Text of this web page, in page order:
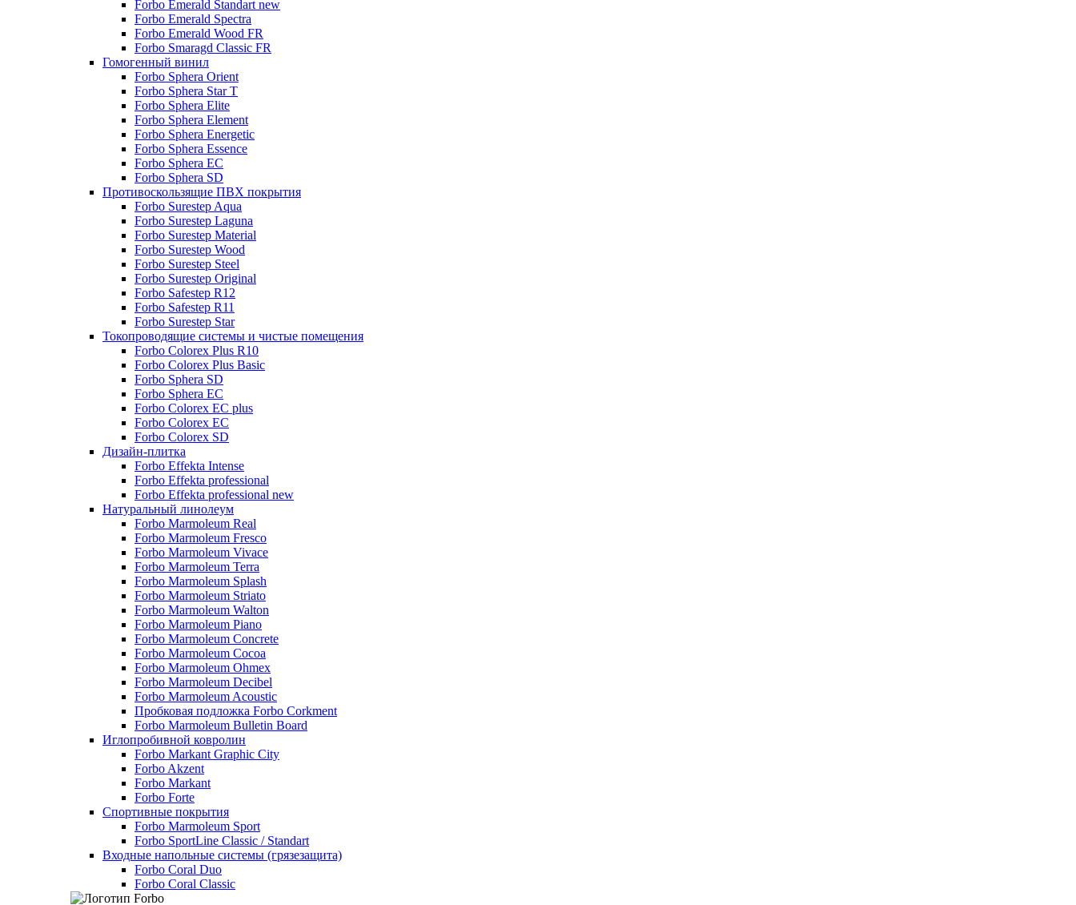
Forbo Emerald Standart new
Forbo Emerald Spectra
Forbo Emerald Wood FR
Forbo Smaragd Classic FR
Гомогенный винил
Forbo Sphera Orient
Forbo Sphera Star T
Forbo Sphera Elite
Forbo Sphera Element
Forbo Sphera Energetic
Forbo Sphera Essence
Forbo Sphera EC
Forbo Sphera SD
Противоскользящие ПВХ покрытия
Forbo Surestep Aqua
Forbo Surestep Laguna
Forbo Surestep Material
Forbo Surestep Wood
Forbo Surestep Steel
Forbo Surestep Original
Forbo Safestep R12
Forbo Safestep R11
Forbo Surestep Star
Токопроводящие системы и чистые помещения
Forbo Colorex Plus R10
Forbo Colorex Plus Basic
Forbo Sphera SD
Forbo Sphera EC
Forbo Colorex EC plus
Forbo Colorex EC
Forbo Colorex SD
Дизайн-плитка
Forbo Effekta Intense
Forbo Effekta professional
Forbo Effekta professional new
Натуральный линолеум
Forbo Marmoleum Real
Forbo Marmoleum Fresco
Forbo Marmoleum Vivace
Forbo Marmoleum Terra
Forbo Marmoleum Splash
Forbo Marmoleum Striato
Forbo Marmoleum Walton
Forbo Marmoleum Piano
Forbo Marmoleum Concrete
Forbo Marmoleum Cocoa
Forbo Marmoleum Ohmex
Forbo Marmoleum Decibel
Forbo Marmoleum Acoustic
Пробковая подложка Forbo Corkment
Forbo Marmoleum Bulletin Board
Иглопробивной ковролин
Forbo Markant Graphic City
Forbo Akzent
Forbo Markant
Forbo Forte
Спортивные покрытия
Forbo Marmoleum Sport
Forbo SportLine Classic / Standart
Входные напольные системы (грязезащита)
Forbo Coral Duo
Forbo Coral Classic